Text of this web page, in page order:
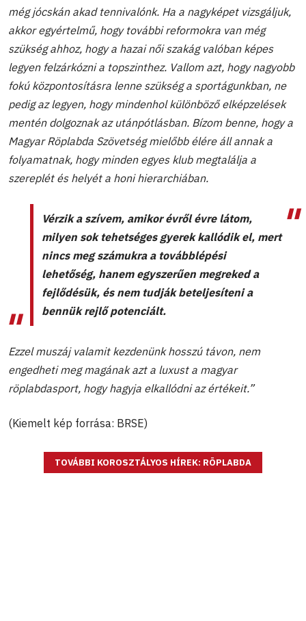
még jócskán akad tennivalónk. Ha a nagyképet vizsgáljuk,
akkor egyértelmű, hogy további reformokra van még
szükség ahhoz, hogy a hazai női szakág valóban képes
legyen felzárkózni a topszinthez. Vallom azt, hogy nagyobb
fokú központosításra lenne szükség a sportágunkban, ne
pedig az legyen, hogy mindenhol különböző elképzelések
mentén dolgoznak az utánpótlásban. Bízom benne, hogy a
Magyar Röplabda Szövetség mielőbb élére áll annak a
folyamatnak, hogy minden egyes klub megtalálja a
szereplét és helyét a honi hierarchiában.
Vérzik a szívem, amikor évről évre látom,
milyen sok tehetséges gyerek kallódik el, mert
nincs meg számukra a továbblépési
lehetőség, hanem egyszerűen megreked a
fejlődésük, és nem tudják beteljesíteni a
bennük rejlő potenciált.
Ezzel muszáj valamit kezdenünk hosszú távon, nem
engedheti meg magának azt a luxust a magyar
röplabdasport, hogy hagyja elkallódni az értékeit.”
(Kiemelt kép forrása: BRSE)
TOVÁBBI KOROSZTÁLYOS HÍREK: RÖPLABDA